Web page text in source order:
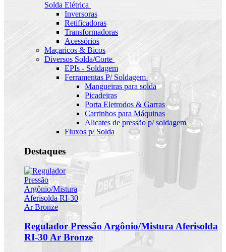
Solda Elétrica
Inversoras
Retificadoras
Transformadoras
Acessórios
Maçaricos & Bicos
Diversos Solda/Corte
EPIs - Soldagem
Ferramentas P/ Soldagem
Mangueiras para solda
Picadeiras
Porta Eletrodos & Garras
Carrinhos para Máquinas
Alicates de pressão p/ soldagem
Fluxos p/ Solda
Destaques
Regulador Pressão Argônio/Mistura Aferisolda
RI-30 Ar Bronze